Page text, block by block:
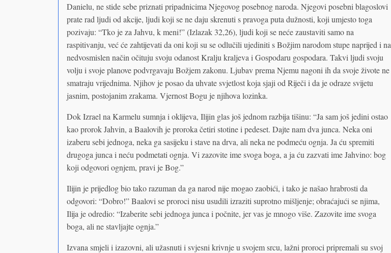
Danielu, ne stide sebe priznati pripadnicima Njegovog posebnog naroda. Njegovi posebni blagoslovi
prate rad ljudi od akcije, ljudi koji se ne daju skrenuti s pravoga puta dužnosti, koji umjesto toga
pozivaju: “Tko je za Jahvu, k meni!” (Izlazak 32,26), ljudi koji se neće zaustaviti samo na
raspitivanju, već će zahtijevati da oni koji su se odlučili ujediniti s Božjim narodom stupe naprijed i na
nedvosmislen način očituju svoju odanost Kralju kraljeva i Gospodaru gospodara. Takvi ljudi svoju
volju i svoje planove podvrgavaju Božjem zakonu. Ljubav prema Njemu nagoni ih da svoje živote ne
smatraju vrijednima. Njihov je posao da uhvate svjetlost koja sjaji od Riječi i da je odraze svijetu
jasnim, postojanim zrakama. Vjernost Bogu je njihova lozinka.
Dok Izrael na Karmelu sumnja i oklijeva, Ilijin glas još jednom razbija tišinu: “Ja sam još jedini ostao
kao prorok Jahvin, a Baalovih je proroka četiri stotine i pedeset. Dajte nam dva junca. Neka oni
izaberu sebi jednoga, neka ga sasijeku i stave na drva, ali neka ne podmeću ognja. Ja ću spremiti
drugoga junca i neću podmetati ognja. Vi zazovite ime svoga boga, a ja ću zazvati ime Jahvino: bog
koji odgovori ognjem, pravi je Bog.”
Ilijin je prijedlog bio tako razuman da ga narod nije mogao zaobići, i tako je našao hrabrosti da
odgovori: “Dobro!” Baalovi se proroci nisu usudili izraziti suprotno mišljenje; obraćajući se njima,
Ilija je odredio: “Izaberite sebi jednoga junca i počnite, jer vas je mnogo više. Zazovite ime svoga
boga, ali ne stavljajte ognja.”
Izvana smjeli i izazovni, ali užasnuti i svjesni krivnje u svojem srcu, lažni proroci pripremali su svoj